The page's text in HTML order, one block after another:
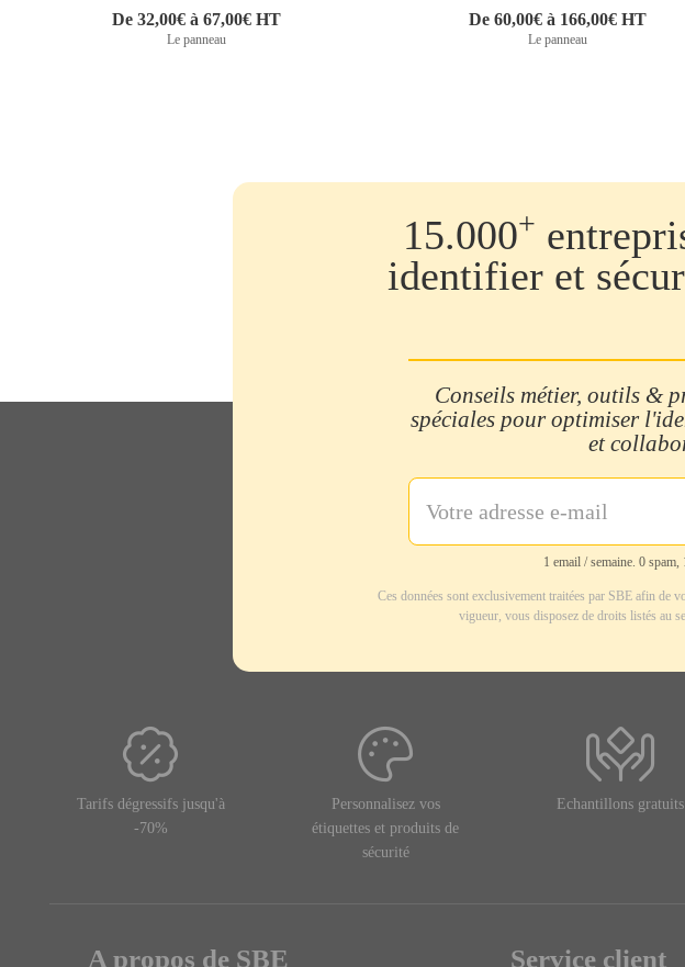
De 32,00€ à 67,00€ HT
Le panneau
De 60,00€ à 166,00€ HT
Le panneau
15.000+
identifier et
Conseils métier, outils &
spéciales pour optimiser
et
1 email / semaine. 0
Ces données sont exclusivement traitées par SBE afin de
vigueur, vous disposez de droits listés au
Tarifs dégressifs jusqu'à
-70%
Personnalisez vos
étiquettes et produits de
sécurité
Echantillons gratuits
A propos de SBE Service client